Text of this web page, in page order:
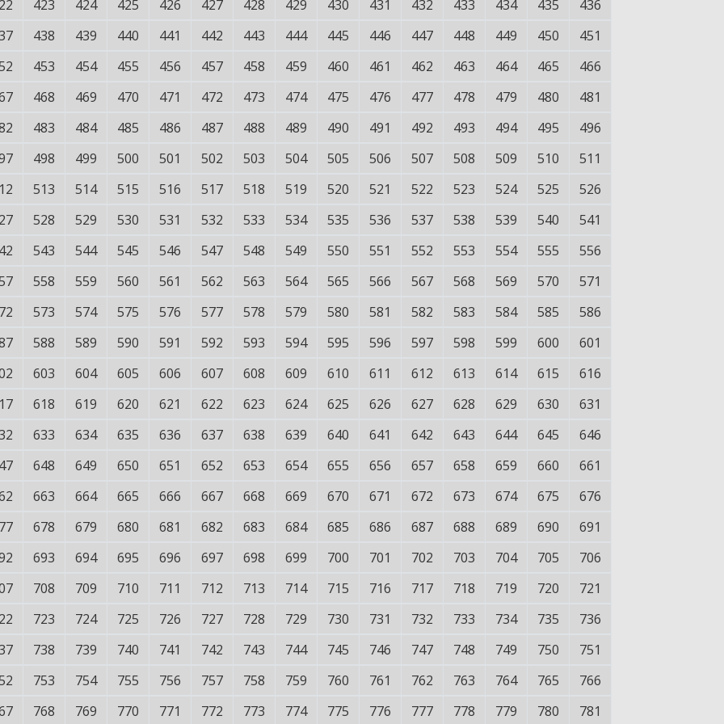
423 424 425 426 427 428 429 430 431 432 433 434 435
436
438 439 440 441 442 443 444 445 446 447 448 449 450
451
453 454 455 456 457 458 459 460 461 462 463 464 465
466
468 469 470 471 472 473 474 475 476 477 478 479 480
481
483 484 485 486 487 488 489 490 491 492 493 494 495
496
498 499 500 501 502 503 504 505 506 507 508 509 510
511
513 514 515 516 517 518 519 520 521 522 523 524 525
526
528 529 530 531 532 533 534 535 536 537 538 539 540
541
543 544 545 546 547 548 549 550 551 552 553 554 555
556
558 559 560 561 562 563 564 565 566 567 568 569 570
571
573 574 575 576 577 578 579 580 581 582 583 584 585
586
588 589 590 591 592 593 594 595 596 597 598 599 600
601
603 604 605 606 607 608 609 610 611 612 613 614 615
616
618 619 620 621 622 623 624 625 626 627 628 629 630
631
633 634 635 636 637 638 639 640 641 642 643 644 645
646
648 649 650 651 652 653 654 655 656 657 658 659 660
661
663 664 665 666 667 668 669 670 671 672 673 674 675
676
678 679 680 681 682 683 684 685 686 687 688 689 690
691
693 694 695 696 697 698 699 700 701 702 703 704 705
706
708 709 710 711 712 713 714 715 716 717 718 719 720
721
723 724 725 726 727 728 729 730 731 732 733 734 735
736
738 739 740 741 742 743 744 745 746 747 748 749 750
751
753 754 755 756 757 758 759 760 761 762 763 764 765
766
768 769 770 771 772 773 774 775 776 777 778 779 780 781